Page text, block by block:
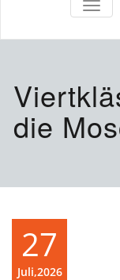
die
27
Juli,2026